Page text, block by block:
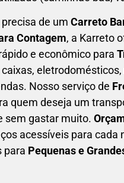
de um Carreto
Contagem, a Karreto
e econômico para
caixas, eletrodomésticos,
Nosso serviço de
quem deseja um
sem gastar muito.
acessíveis para cada
para Pequenas e